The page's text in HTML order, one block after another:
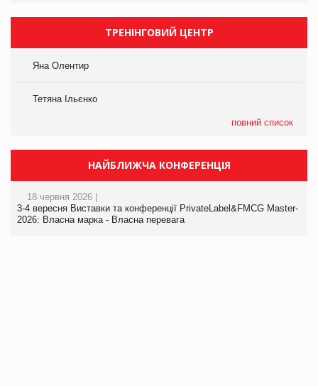
ТРЕНІНГОВИЙ ЦЕНТР
Яна Олентир
Тетяна Ільєнко
повний список
НАЙБЛИЖЧА КОНФЕРЕНЦІЯ
18 червня 2026 |
3-4 вересня Виставки та конференції PrivateLabel&FMCG Master-
2026: Власна марка - Власна перевага